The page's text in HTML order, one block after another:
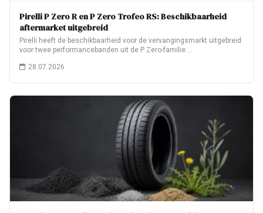
Pirelli P Zero R en P Zero Trofeo RS: Beschikbaarheid
aftermarket uitgebreid
Pirelli heeft de beschikbaarheid voor de vervangingsmarkt uitgebreid
voor twee performancebanden uit de P Zero-familie:…
28.07.2026